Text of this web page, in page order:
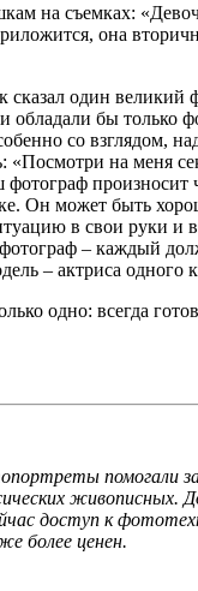
на съемках:
она
один
бы
со взглядом,
на меня
произносит
Он может быть
в свои руки
– каждый
– актриса одного
одно: всегда
помогали
живописных.
доступ к
более ценен.